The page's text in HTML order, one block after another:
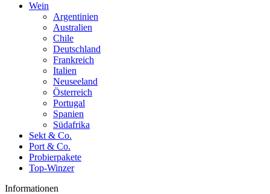
Wein
Argentinien
Australien
Chile
Deutschland
Frankreich
Italien
Neuseeland
Österreich
Portugal
Spanien
Südafrika
Sekt & Co.
Port & Co.
Probierpakete
Top-Winzer
Informationen